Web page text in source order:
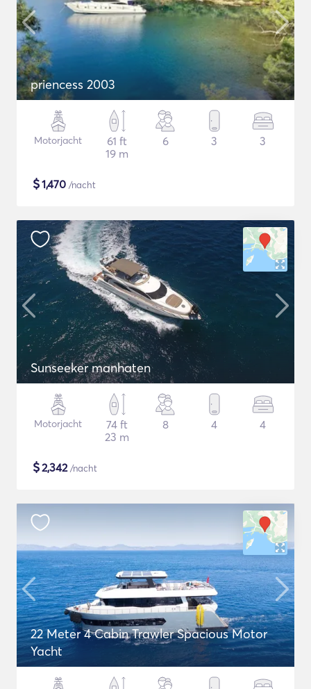
priencess 2003
Motorjacht
61 ft
19 m
6 3 3
$1,470 /nacht
Sunseeker manhaten
Motorjacht
74 ft
23 m
8 4 4
$2,342/nacht
22 Meter 4 Cabin Trawler Spacious Motor
Yacht